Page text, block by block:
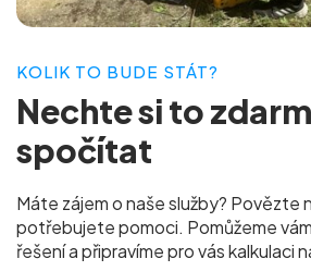
KOLIK TO BUDE STÁT?
Nechte si to
spočítat
Máte zájem o naše služby? Povězte
potřebujete pomoci. Pomůžeme
řešení a připravíme pro váskalkulaci